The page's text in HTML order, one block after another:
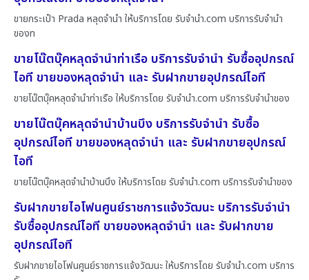
ขายกระเป๋า Prada หลุดจำนำ ให้บริการโดย รับจํานํา.com บริการรับจำนำ
ของท
ขายโน๊ตบุ๊คหลุดจำนำท่าเรือ บริการรับจำนำ รับซื้ออุปกรณ์
ไอที ขายของหลุดจำนำ และ รับฝากขายอุปกรณ์ไอที
ขายโน๊ตบุ๊คหลุดจำนำท่าเรือ ให้บริการโดย รับจํานํา.com บริการรับจำนำของ
ขายโน๊ตบุ๊คหลุดจำนำบ้านบึง บริการรับจำนำ รับซื้อ
อุปกรณ์ไอที ขายของหลุดจำนำ และ รับฝากขายอุปกรณ์
ไอที
ขายโน๊ตบุ๊คหลุดจำนำบ้านบึง ให้บริการโดย รับจํานํา.com บริการรับจำนำของ
รับฝากขายไอโฟนศูนย์ราชการแจ้งวัฒนะ บริการรับจำนำ
รับซื้ออุปกรณ์ไอที ขายของหลุดจำนำ และ รับฝากขาย
อุปกรณ์ไอที
รับฝากขายไอโฟนศูนย์ราชการแจ้งวัฒนะ ให้บริการโดย รับจํานํา.com บริการ